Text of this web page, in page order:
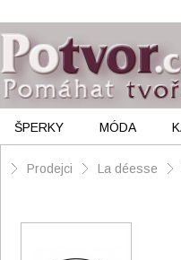
ŠPERKY MÓDA
Prodejci La déesse